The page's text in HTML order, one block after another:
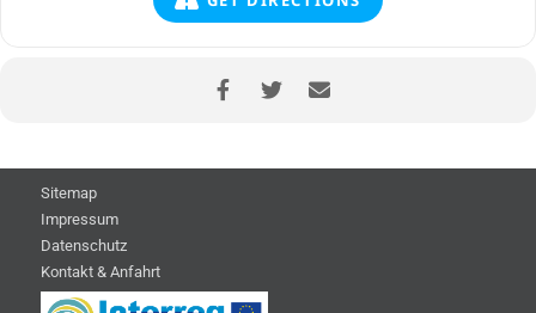
Sitemap
Impressum
Datenschutz
Kontakt & Anfahrt